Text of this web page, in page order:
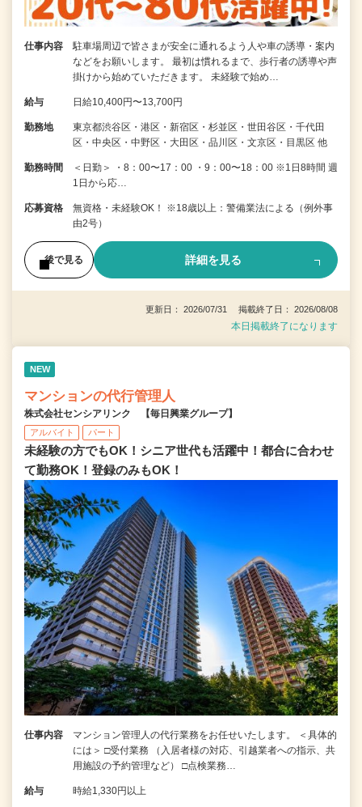
仕事内容
駐車場周辺で皆さまが安全に通れるよう人や車の誘導・案内
などをお願いします。 最初は慣れるまで、歩行者の誘導や声
掛けから始めていただきます。 未経験で始め…
給与 日給10,400円〜13,700円
勤務地
東京都渋谷区・港区・新宿区・杉並区・世田谷区・千代田
区・中央区・中野区・大田区・品川区・文京区・目黒区 他
勤務時間
＜日勤＞ ・8：00〜17：00 ・9：00〜18：00 ※1日8時間 週
1日から応…
応募資格
無資格・未経験OK！ ※18歳以上：警備業法による（例外事
由2号）
後で見る 詳細を見る
更新日： 2026/07/31 掲載終了日： 2026/08/08
本日掲載終了になります
NEW
マンションの代行管理人
株式会社センシアリンク 【毎日興業グループ】
アルバイト パート
未経験の方でもOK！シニア世代も活躍中！都合に合わせ
て勤務OK！登録のみもOK！
仕事内容
マンション管理人の代行業務をお任せいたします。 ＜具体的
には＞ □受付業務 （入居者様の対応、引越業者への指示、共
用施設の予約管理など） □点検業務…
給与 時給1,330円以上